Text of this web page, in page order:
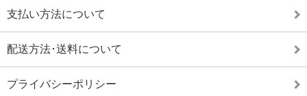
支払い方法について
配送方法･送料について
プライバシーポリシー